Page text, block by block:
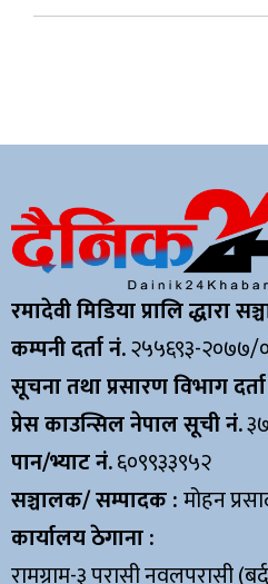
रमादेवी मिडिया प्रालि द्धारा
कम्पनी दर्ता नं.२५५६९३-२०७७/
सूचना तथा प्रसारण विभाग
प्रेस काउन्सिल नेपाल सूची नं.
पान/भ्याट नं.६०९९३३९५२
सञ्चालक/ सम्पादक :मोहन
कार्यालय ठेगाना :
रामग्राम-३ परासी नवलपरासी